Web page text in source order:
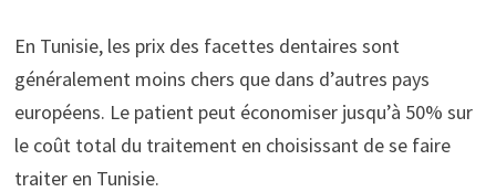
En Tunisie, les prix des facettes dentaires sont
généralement moins chers que dans d’autres pays
européens. Le patient peut économiser jusqu’à 50% sur
le coût total du traitement en choisissant de se faire
traiter en Tunisie.